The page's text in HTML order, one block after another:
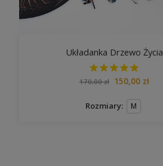
Układanka Drzewo Życia
170,00zł 150,00 zł
Rozmiary: M